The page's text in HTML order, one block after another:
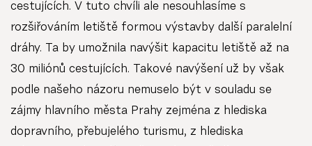
cestujících. V tuto chvíli ale nesouhlasíme s
rozšiřováním letiště formou výstavby další paralelní
dráhy. Ta by umožnila navýšit kapacitu letiště až na
30 miliónů cestujících. Takové navýšení už by však
podle našeho názoru nemuselo být v souladu se
zájmy hlavního města Prahy zejména z hlediska
dopravního, přebujelého turismu, z hlediska